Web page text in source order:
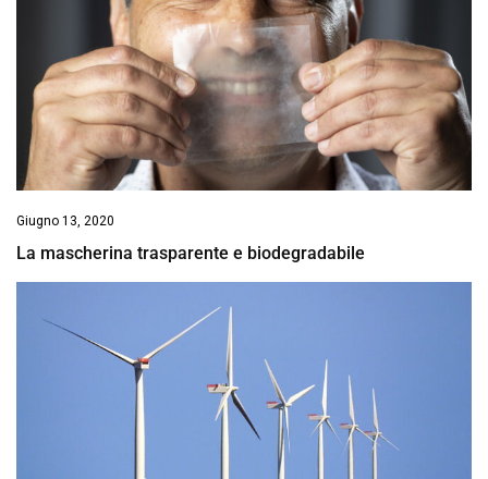
Giugno 13, 2020
La mascherina trasparente e biodegradabile